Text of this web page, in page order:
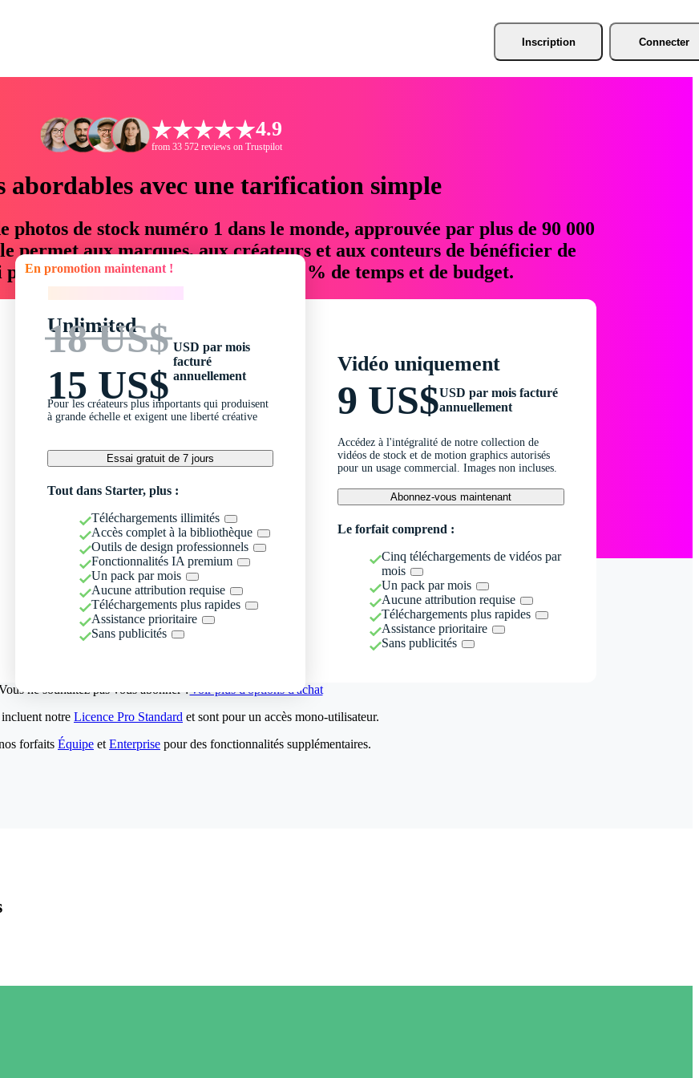
Inscription Connecter
4.9
from 33 572 reviews on Trustpilot
abordables avec une tarification simple
photos de stock numéro 1 dans le monde, approuvée par plus de 90 000
permet aux marques, aux créateurs et aux conteurs de bénéficier de
permettent d'économiser jusqu'à 76 % de temps et de budget.
En promotion maintenant !
Unlimited
18 US$
15 US$
USD par mois
facturé
annuellement
Pour les créateurs plus importants qui produisent
à grande échelle et exigent une liberté créative
Essai gratuit de 7 jours
Tout dans Starter, plus :
Téléchargements illimités
Accès complet à la bibliothèque
Outils de design professionnels
Fonctionnalités IA premium
Un pack par mois
Aucune attribution requise
Téléchargements plus rapides
Assistance prioritaire
Sans publicités
Vidéo uniquement
9 US$USD par mois facturé
annuellement
Accédez à l'intégralité de notre collection de
vidéos de stock et de motion graphics autorisés
pour un usage commercial. Images non incluses.
Abonnez-vous maintenant
Le forfait comprend :
Cinq téléchargements de vidéos par
mois
Un pack par mois
Aucune attribution requise
Téléchargements plus rapides
Assistance prioritaire
Sans publicités
ne souhaitez pas vous abonner ?Voir plus d'options d'achat
notre Licence Pro Standard et sont pour un accès mono-utilisateur.
forfaits Équipe et Enterprise pour des fonctionnalités supplémentaires.